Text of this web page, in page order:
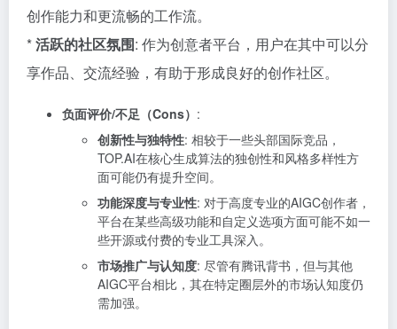
创作能力和更流畅的工作流。
*活跃的社区氛围: 作为创意者平台，用户在其中可以分
享作品、交流经验，有助于形成良好的创作社区。
负面评价/不足（Cons） :
创新性与独特性: 相较于一些头部国际竞品，
TOP.AI在核心生成算法的独创性和风格多样性方
面可能仍有提升空间。
功能深度与专业性: 对于高度专业的AIGC创作者，
平台在某些高级功能和自定义选项方面可能不如一
些开源或付费的专业工具深入。
市场推广与认知度: 尽管有腾讯背书，但与其他
AIGC平台相比，其在特定圈层外的市场认知度仍
需加强。